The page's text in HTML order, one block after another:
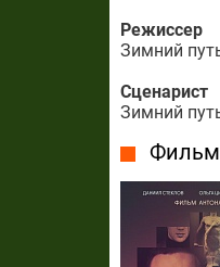
Режиссер
Зимний
Сценарист
Зимний